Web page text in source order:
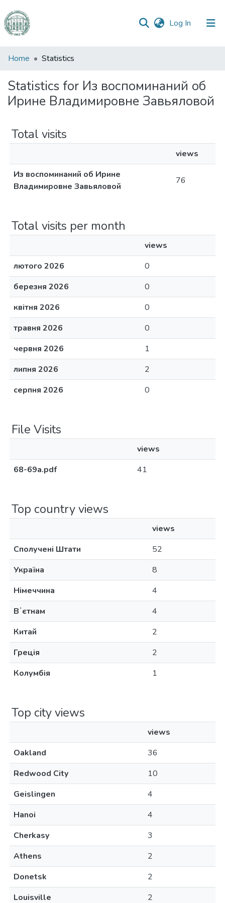
Log In (current)
Communities
Collections
All of DSpace
Home Statistics
Statistics for Из воспоминаний об
Ирине Владимировне Завьяловой
Total visits
views
Из воспоминаний об Ирине
Владимировне Завьяловой
76
Total visits per month
views
лютого 2026
0
березня 2026
0
квітня 2026
0
травня 2026
0
червня 2026
1
липня 2026
2
серпня 2026
0
File Visits
views
68-69а.pdf
41
Top country views
views
Сполучені Штати
52
Україна
8
Німеччина
4
Вʼєтнам
4
Китай
2
Греція
2
Колумбія
1
Top city views
views
Oakland
36
Redwood City
10
Geislingen
4
Hanoi
4
Cherkasy
3
Athens
2
Donetsk
2
Louisville
2